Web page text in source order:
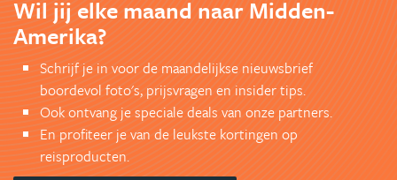
Wil jij elke maand naar Midden-
Amerika?
Schrijf je in voor de maandelijkse nieuwsbrief
boordevol foto's, prijsvragen en insider tips.
Ook ontvang je speciale deals van onze partners.
En profiteer je van de leukste kortingen op
reisproducten.